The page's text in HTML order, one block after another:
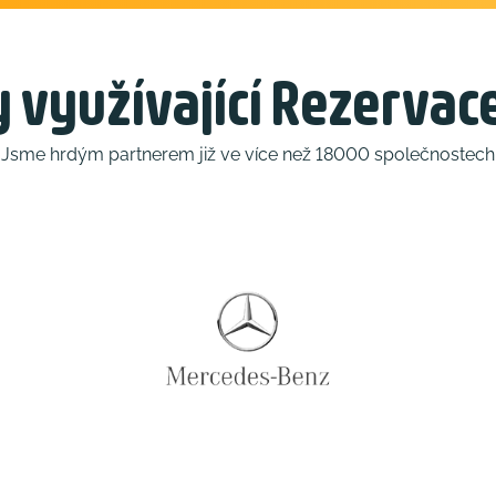
využívající
Jsme hrdým partnerem již ve více než 18000 společnostech